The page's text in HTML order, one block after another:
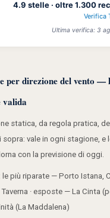
4.9 stelle · oltre 1.300
Verifica
Ultima verifica: 3
per direzione del vento —
valida
statica, da regola pratica,
vale in ogni stagione, e
con la previsione di oggi.
le più riparate — Porto Istana,
· esposte — La Cinta
(La Maddalena)